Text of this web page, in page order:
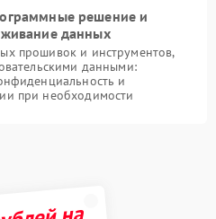
решение и
данных
прошивок и инструментов,
данными:
и
при необходимости